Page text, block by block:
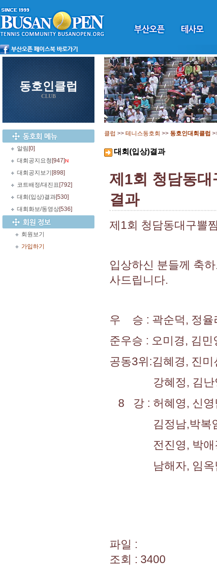
동호인클럽
CLUB
알림 [0]
대회공지요청 [947]
대회공지보기 [898]
코트배정/대진표 [792]
대회(입상)결과[530]
대회화보/동영상[536]
회원보기
가입하기
클럽 >> 테니스동호회 >> 동호인대회클럽
대회(입상)결과
제1회 청담동
결과
제1회 청담동대구뽈
입상하신 분들께 축
사드립니다.
우 승 : 곽순덕, 정율
준우승 : 오미경, 김
공동3위:김혜경, 진
강혜정, 김난영(
8 강 : 허혜영, 신영
김정남,박복임(
전진영, 박애경(
남해자, 임옥남(
파일 :
조회 : 3400